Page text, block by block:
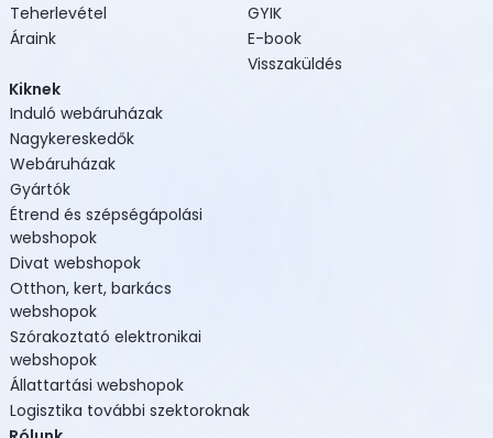
Teherlevétel
Áraink
GYIK
E-book
Visszaküldés
Kiknek
Induló webáruházak
Nagykereskedők
Webáruházak
Gyártók
Étrend és szépségápolási
webshopok
Divat webshopok
Otthon, kert, barkács
webshopok
Szórakoztató elektronikai
webshopok
Állattartási webshopok
Logisztika további szektoroknak